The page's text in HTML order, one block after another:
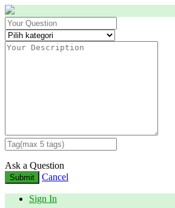
Ask a Question
Submit Cancel
Sign In